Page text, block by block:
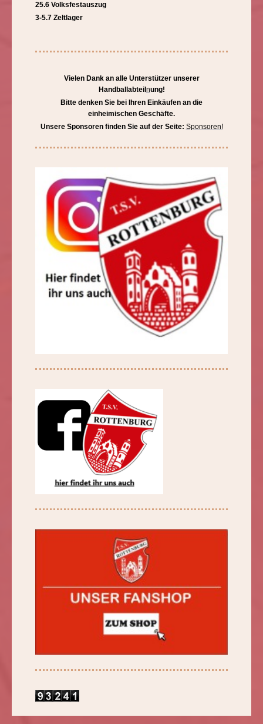
25.6 Volksfestauszug
3-5.7 Zeltlager
Vielen Dank an alle Unterstützer unserer
Handballabteil nung!
Bitte denken Sie bei Ihren Einkäufen an die
einheimischen Geschäfte.
Unsere Sponsoren finden Sie auf der Seite: Sponsoren!